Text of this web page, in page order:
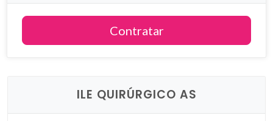
Contratar
ILE QUIRÚRGICO AS